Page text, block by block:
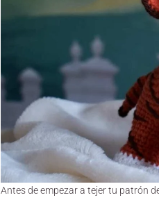
Antes de empezar a tejer tu patrón